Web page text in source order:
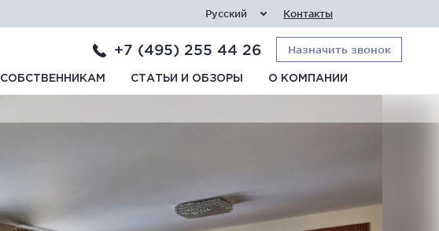
Русский Контакты
+7 (495) 255 44 26 Назначить звонок
СОБСТВЕННИКАМ СТАТЬИ И ОБЗОРЫ О КОМПАНИИ